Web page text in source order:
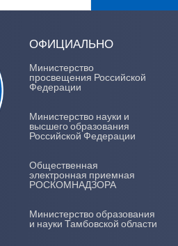
ОФИЦИАЛЬНО
Министерство
просвещения Российской
Федерации
Министерство науки и
высшего образования
Российской Федерации
Общественная
электронная приемная
РОСКОМНАДЗОРА
Министерство образования
и науки Тамбовской области